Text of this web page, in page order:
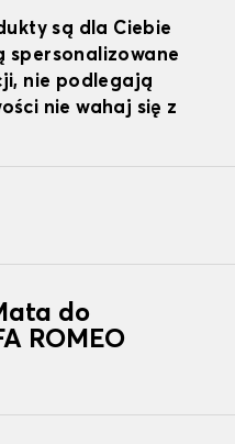
są dla Ciebie
spersonalizowane
nie podlegają
nie wahaj się z
do
ROMEO